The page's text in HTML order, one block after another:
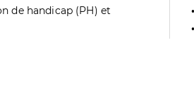
de handicap (PH) et